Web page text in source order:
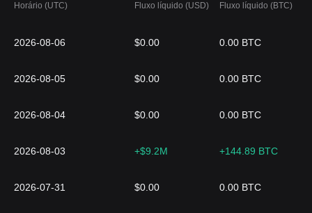
Horário (UTC) Fluxo líquido (USD) Fluxo líquido (BTC)
2026-08-06 $0.00 0.00 BTC
2026-08-05 $0.00 0.00 BTC
2026-08-04 $0.00 0.00 BTC
2026-08-03 +$9.2M +144.89 BTC
2026-07-31 $0.00 0.00 BTC